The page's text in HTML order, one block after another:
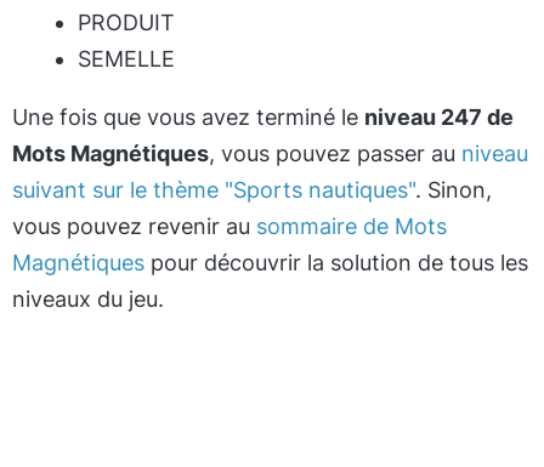
PRODUIT
SEMELLE
Une fois que vous avez terminé le niveau 247 de
Mots Magnétiques, vous pouvez passer au niveau
suivant sur le thème "Sports nautiques". Sinon,
vous pouvez revenir au sommaire de Mots
Magnétiques pour découvrir la solution de tous les
niveaux du jeu.